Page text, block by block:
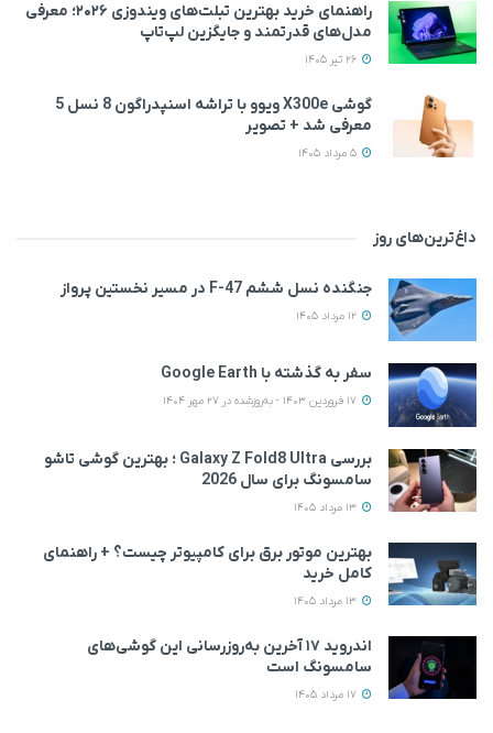
راهنمای خرید بهترین تبلت‌های ویندوزی ۲۰۲۶؛ معرفی
مدل‌های قدرتمند و جایگزین لپ‌تاپ
گوشی X300e ویوو با تراشه اسنپدراگون 8 نسل 5
معرفی شد + تصویر
داغ‌ترین‌های روز
جنگنده نسل ششم F-47 در مسیر نخستین پرواز
سفر به گذشته با Google Earth
بررسی Galaxy Z Fold8 Ultra ؛ بهترین گوشی تاشو
سامسونگ برای سال 2026
بهترین موتور برق برای کامپیوتر چیست؟ + راهنمای
کامل خرید
اندروید ۱۷ آخرین به‌روزرسانی این گوشی‌های
سامسونگ است